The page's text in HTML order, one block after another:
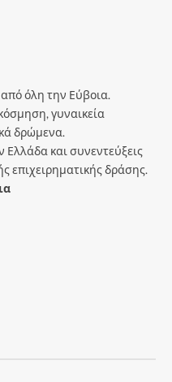
όλη την Εύβοια.
γυναικεία
δρώμενα.
Ελλάδα και συνεντεύξεις
επιχειρηματικής δράσης.